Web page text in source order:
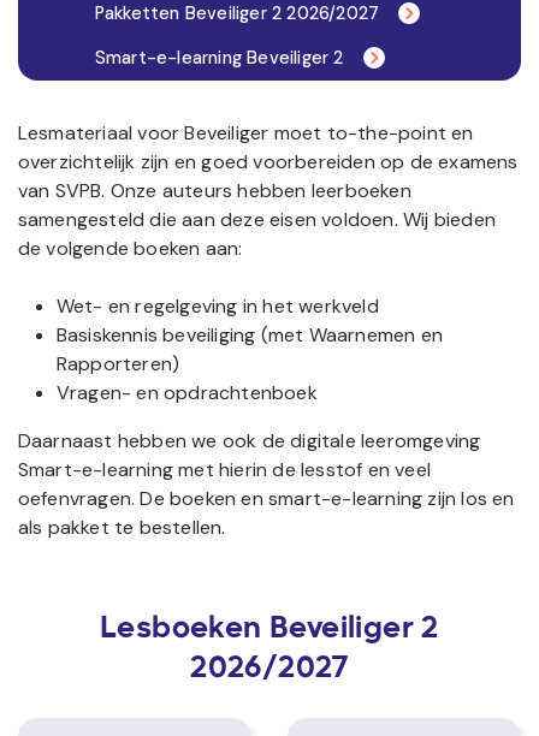
Pakketten Beveiliger 2 2026/2027
Smart-e-learning Beveiliger 2
Lesmateriaal voor Beveiliger moet to-the-point en
overzichtelijk zijn en goed voorbereiden op de examens
van SVPB. Onze auteurs hebben leerboeken
samengesteld die aan deze eisen voldoen. Wij bieden
de volgende boeken aan:
Wet- en regelgeving in het werkveld
Basiskennis beveiliging (met Waarnemen en
Rapporteren)
Vragen- en opdrachtenboek
Daarnaast hebben we ook de digitale leeromgeving
Smart-e-learning met hierin de lesstof en veel
oefenvragen. De boeken en smart-e-learning zijn los en
als pakket te bestellen.
Lesboeken Beveiliger 2
2026/2027